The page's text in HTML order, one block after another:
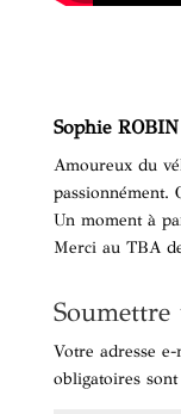
Sophie ROBIN
Amoureux du
passionnément.
Un moment à
Merci au TBA
Votre adresse
obligatoires